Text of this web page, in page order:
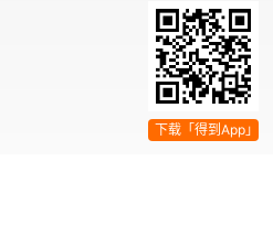
下载「得到App」